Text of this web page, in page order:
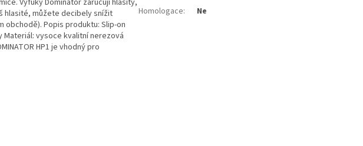
hlasité, můžete decibely snížit
obchodě). Popis produktu: Slip-on
Materiál: vysoce kvalitní nerezová
HP1 je vhodný pro
Homologace: Ne